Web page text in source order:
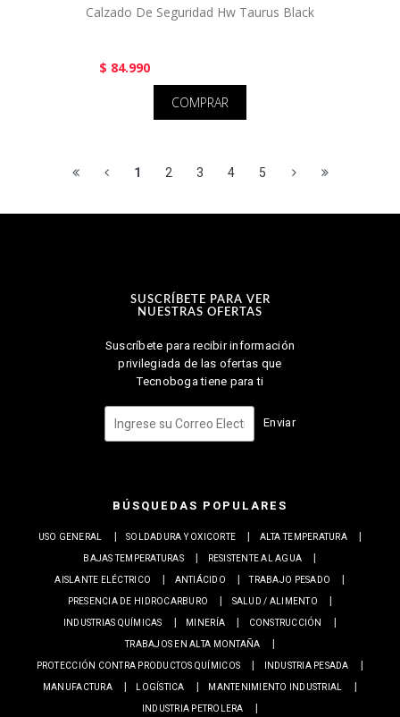
Calzado De Seguridad Hw Taurus Black
$ 84.990
COMPRAR
1 2 3 4 5
SUSCRÍBETE PARA VER
NUESTRAS OFERTAS
Suscríbete para recibir información
privilegiada de las ofertas que
Tecnoboga tiene para ti
Enviar
BÚSQUEDAS POPULARES
USO GENERAL SOLDADURA Y OXICORTE
ALTA TEMPERATURA
BAJAS TEMPERATURAS
RESISTENTE AL AGUA
AISLANTE ELÉCTRICO
ANTIÁCIDO
TRABAJO PESADO
PRESENCIA DE HIDROCARBURO
SALUD / ALIMENTO
INDUSTRIAS QUÍMICAS
MINERÍA
CONSTRUCCIÓN
TRABAJOS EN ALTA MONTAÑA
PROTECCIÓN CONTRA PRODUCTOS QUÍMICOS
INDUSTRIA PESADA
MANUFACTURA
LOGÍSTICA
MANTENIMIENTO INDUSTRIAL
INDUSTRIA PETROLERA